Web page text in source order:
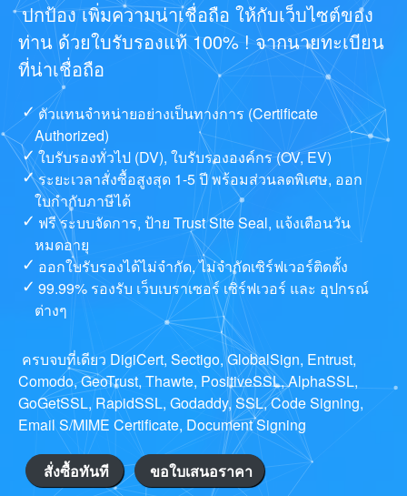
ปกป้อง เพิ่มความน่าเชื่อถือ ให้กับเว็บไซต์ของ
ท่าน ด้วยใบรับรองแท้ 100% ! จากนายทะเบียน
ที่น่าเชื่อถือ
ตัวแทนจำหน่ายอย่างเป็นทางการ (Certificate
Authorized)
ใบรับรองทั่วไป (DV), ใบรับรององค์กร (OV, EV)
ระยะเวลาสั่งซื้อสูงสุด 1-5 ปี พร้อมส่วนลดพิเศษ, ออก
ใบกำกับภาษีได้
ฟรี ระบบจัดการ, ป้าย Trust Site Seal, แจ้งเตือนวัน
หมดอายุ
ออกใบรับรองได้ไม่จำกัด, ไม่จำกัดเซิร์ฟเวอร์ติดตั้ง
99.99% รองรับ เว็บเบราเซอร์ เซิร์ฟเวอร์ และ อุปกรณ์
ต่างๆ
ครบจบที่เดียว DigiCert, Sectigo, GlobalSign, Entrust,
Comodo, GeoTrust, Thawte, PositiveSSL, AlphaSSL,
GoGetSSL, RapidSSL, Godaddy, SSL, Code Signing,
Email S/MIME Certificate, Document Signing
สั่งซื้อทันที ขอใบเสนอราคา